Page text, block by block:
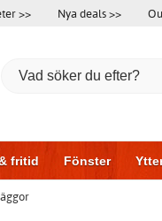
>> Nya deals >>
fritid Fönster